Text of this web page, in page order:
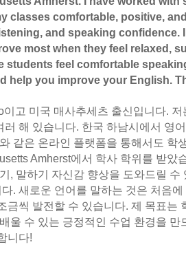
classes comfortable, positive,
and speaking
most when they feel relaxed,
students feel comfortable
help you improve your English.
고 미국 매사추세츠 출신입니다.
해 있습니다. 한국 하남시에서 영
같은 온라인 플랫폼을 통해서도 학
Amherst에서 학사 학위를 받았
, 말하기 자신감 향상을 도와드릴
. 새로운 언어를 말하는 것은 처음
금씩 발전할 수 있습니다. 제 목표는
울 수 있는 긍정적인 수업 환경을
니다!